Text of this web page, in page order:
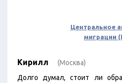
Центральное
миграции
Кирилл (Москва)
Долго думал, стоит ли